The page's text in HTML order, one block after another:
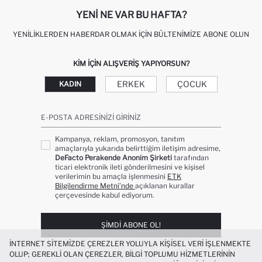
YENI NE VAR BU HAFTA?
YENILIKLERDEN HABERDAR OLMAK İÇIN BÜLTENIMIZE ABONE OLUN
KIM IÇIN ALIŞVERIŞ YAPIYORSUN?
KADIN ERKEK ÇOCUK
E-POSTA ADRESINIZI GIRINIZ
Kampanya, reklam, promosyon, tanıtım
amaçlarıyla yukarıda belirttiğim iletişim adresime,
DeFacto Perakende Anonim Şirketi tarafından
ticari elektronik ileti gönderilmesini ve kişisel
verilerimin bu amaçla işlenmesini ETK
Bilgilendirme Metni’nde açıklanan kurallar
çerçevesinde kabul ediyorum.
ŞIMDI ABONE OL!
İNTERNET SITEMIZDE ÇEREZLER YOLUYLA KIŞISEL VERI IŞLENMEKTE
OLUP; GEREKLI OLAN ÇEREZLER, BILGI TOPLUMU HIZMETLERININ